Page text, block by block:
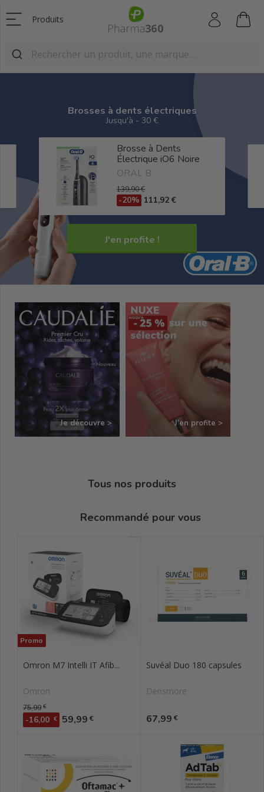
Produits
Brosses à dents électriques
Jusqu'à - 30 €
Brosse à Dents
Électrique iO6 Noire
ORAL B
139,90 €
-20% 111,92 €
J'en profite !
Je découvre J'en profite
Tous nos produits
Recommandé pour vous
Promo
Omron M7 Intelli IT Afib...
Omron
Prix de base
75,99 €
-16,00 € Prix
59,99 €
Suvéal Duo 180 capsules
Densmore
Prix
67,99 €